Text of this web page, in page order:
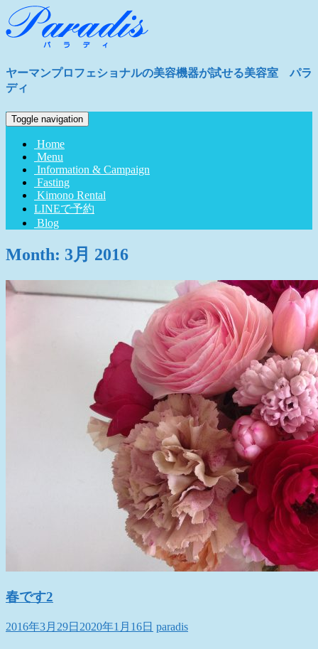
ヤーマンプロフェショナルの美容機器が試せる美容室 パラ
ディ
Toggle navigation
Home
Menu
Information & Campaign
Fasting
Kimono Rental
LINEで予約
Blog
Month: 3月 2016
春です2
2016年3月29日 2020年1月16日 paradis